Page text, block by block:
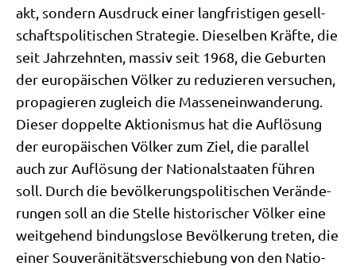
akt, son­dern Aus­druck einer lang­fri­sti­gen gesell­
schafts­po­li­ti­schen Stra­te­gie. Die­sel­ben Kräf­te, die
seit Jahr­zehn­ten, mas­siv seit 1968, die Gebur­ten
der euro­päi­schen Völ­ker zu redu­zie­ren ver­su­chen,
pro­pa­gie­ren zugleich die Mas­sen­ein­wan­de­rung.
Die­ser dop­pel­te Aktio­nis­mus hat die Auf­lö­sung
der euro­päi­schen Völ­ker zum Ziel, die par­al­lel
auch zur Auf­lö­sung der Natio­nal­staa­ten füh­ren
soll. Durch die bevöl­ke­rungs­po­li­ti­schen Ver­än­de­
run­gen soll an die Stel­le histo­ri­scher Völ­ker eine
weit­ge­hend bin­dungs­lo­se Bevöl­ke­rung tre­ten, die
einer Sou­ve­rä­ni­täts­ver­schie­bung von den Natio­